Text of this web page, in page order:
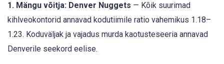
1. Mängu võitja: Denver Nuggets — Kõik suurimad
kihlveokontorid annavad kodutiimile ratio vahemikus 1.18–
1.23. Koduväljak ja vajadus murda kaotusteseeria annavad
Denverile seekord eelise.